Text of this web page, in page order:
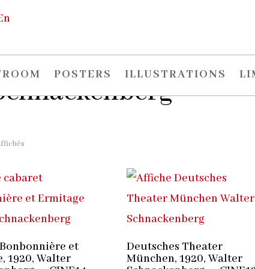
POSTERS ILLUSTRATIONS
et
1920, Walter
Deutsches Theater
München, 1920, Walter